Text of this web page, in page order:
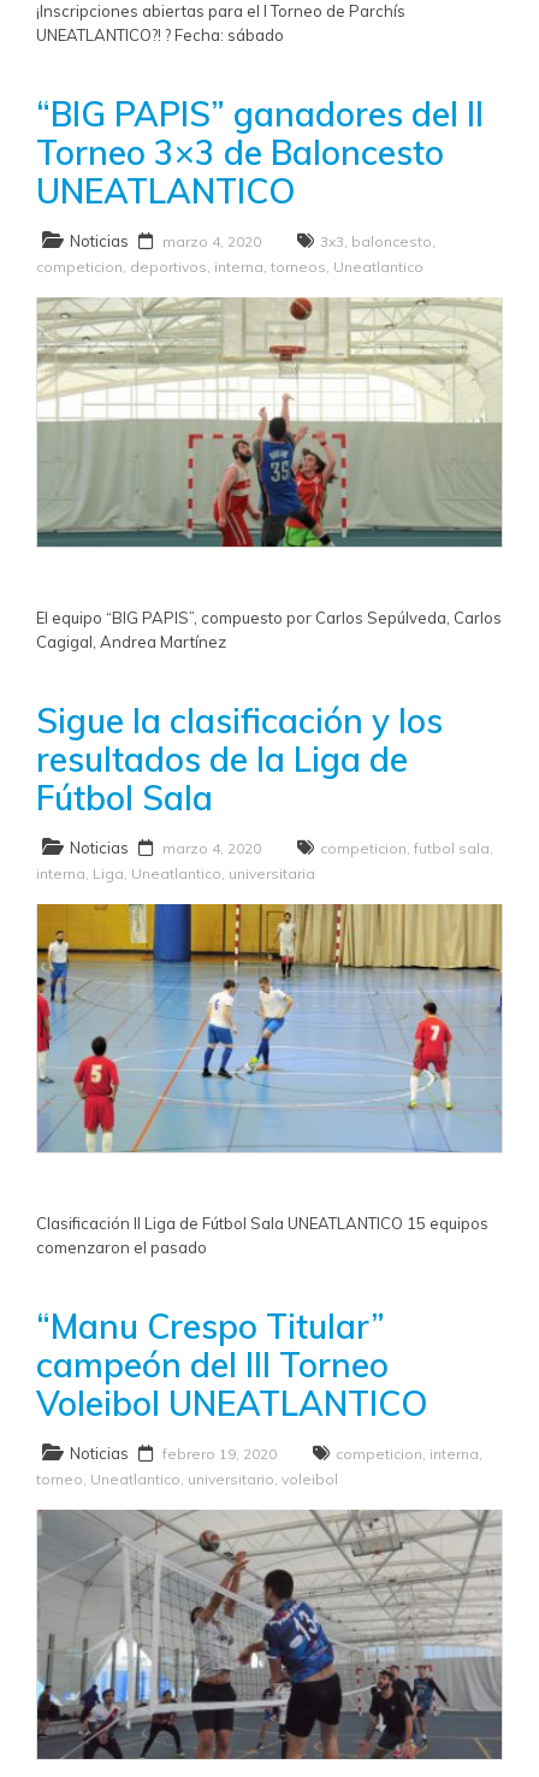
¡Inscripciones abiertas para el I Torneo de Parchís
UNEATLANTICO?! ? Fecha: sábado
“BIG PAPIS” ganadores del II
Torneo 3×3 de Baloncesto
UNEATLANTICO
Noticias marzo 4, 2020 3x3, baloncesto,
competicion, deportivos, interna, torneos, Uneatlantico
El equipo “BIG PAPIS”, compuesto por Carlos Sepúlveda, Carlos
Cagigal, Andrea Martínez
Sigue la clasificación y los
resultados de la Liga de
Fútbol Sala
Noticias marzo 4, 2020 competicion futbol sala
interna Liga Uneatlantico universitaria
Clasificación II Liga de Fútbol Sala UNEATLANTICO 15 equipos
comenzaron el pasado
“Manu Crespo Titular”
campeón del III Torneo
Voleibol UNEATLANTICO
Noticias febrero 19, 2020 competicion, interna,
torneo, Uneatlantico, universitario, voleibol